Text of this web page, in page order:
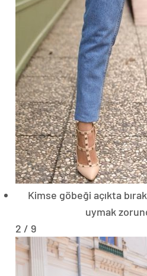
Kimse göbeği açıkta
uymak
2 / 9